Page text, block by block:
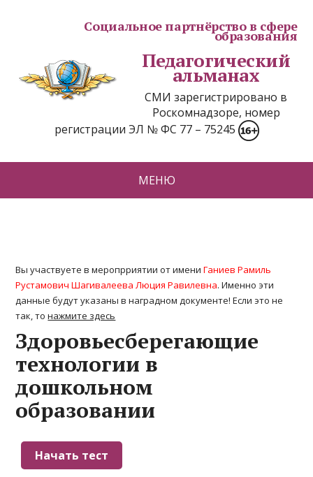
Социальное партнёрство в сфере
образования
Педагогический
альманах
СМИ зарегистрировано в
Роскомнадзоре, номер
регистрации ЭЛ № ФС 77 – 75245
МЕНЮ
Вы участвуете в меропрриятии от имениГаниев Рамиль
Рустамович Шагивалеева Люция Равилевна. Именно эти
данные будут указаны в наградном документе! Если это не
так, тонажмите здесь
Здоровьесберегающие
технологии в
дошкольном
образовании